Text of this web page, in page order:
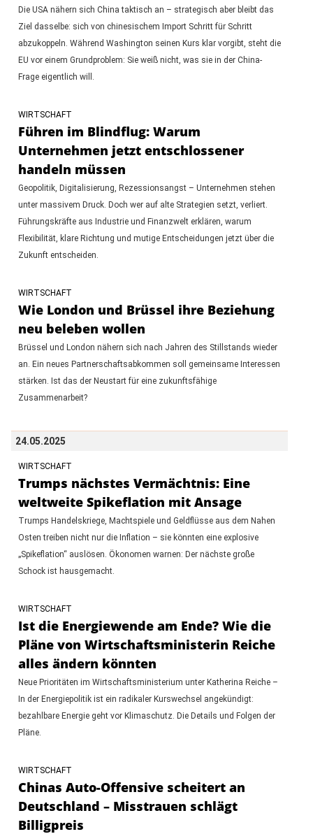
Die USA nähern sich China taktisch an – strategisch aber bleibt das
Ziel dasselbe: sich von chinesischem Import Schritt für Schritt
abzukoppeln. Während Washington seinen Kurs klar vorgibt, steht die
EU vor einem Grundproblem: Sie weiß nicht, was sie in der China-
Frage eigentlich will.
WIRTSCHAFT
Führen im Blindflug: Warum
Unternehmen jetzt entschlossener
handeln müssen
Geopolitik, Digitalisierung, Rezessionsangst – Unternehmen stehen
unter massivem Druck. Doch wer auf alte Strategien setzt, verliert.
Führungskräfte aus Industrie und Finanzwelt erklären, warum
Flexibilität, klare Richtung und mutige Entscheidungen jetzt über die
Zukunft entscheiden.
WIRTSCHAFT
Wie London und Brüssel ihre Beziehung
neu beleben wollen
Brüssel und London nähern sich nach Jahren des Stillstands wieder
an. Ein neues Partnerschaftsabkommen soll gemeinsame Interessen
stärken. Ist das der Neustart für eine zukunftsfähige
Zusammenarbeit?
24.05.2025
WIRTSCHAFT
Trumps nächstes Vermächtnis: Eine
weltweite Spikeflation mit Ansage
Trumps Handelskriege, Machtspiele und Geldflüsse aus dem Nahen
Osten treiben nicht nur die Inflation – sie könnten eine explosive
„Spikeflation“ auslösen. Ökonomen warnen: Der nächste große
Schock ist hausgemacht.
WIRTSCHAFT
Ist die Energiewende am Ende? Wie die
Pläne von Wirtschaftsministerin Reiche
alles ändern könnten
Neue Prioritäten im Wirtschaftsministerium unter Katherina Reiche –
In der Energiepolitik ist ein radikaler Kurswechsel angekündigt:
bezahlbare Energie geht vor Klimaschutz. Die Details und Folgen der
Pläne.
WIRTSCHAFT
Chinas Auto-Offensive scheitert an
Deutschland – Misstrauen schlägt
Billigpreis